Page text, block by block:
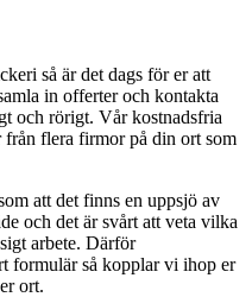
så är det dags för er att
in offerter och kontakta
och rörigt. Vår kostnadsfria
flera firmor på din ort som
att det finns en uppsjö av
och det är svårt att veta vilka
arbete. Därför
formulär så kopplar vi ihop er
ort.